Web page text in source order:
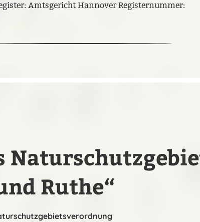
Amtsgericht Hannover Registernummer:
Ruthe“